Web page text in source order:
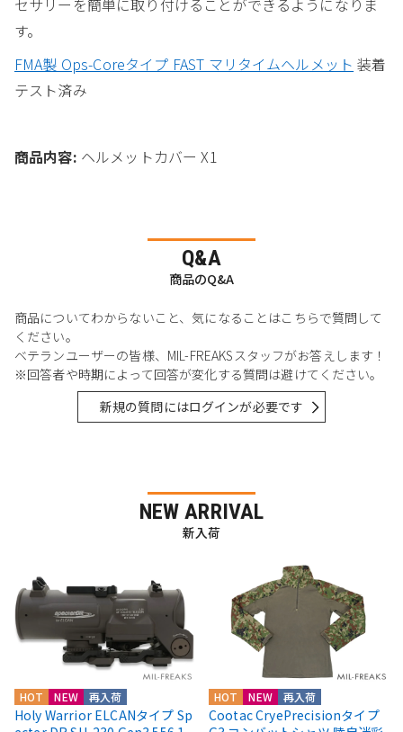
す。
FMA製 Ops-Coreタイプ FAST マリタイムヘルメット 装着
テスト済み
商品内容: ヘルメットカバー X1
Q&A
商品のQ&A
商品についてわからないこと、気になることはこちらで質問して
ください。
ベテランユーザーの皆様、MIL-FREAKSスタッフがお答えします！
※回答者や時期によって回答が変化する質問は避けてください。
新規の質問にはログインが必要です
NEW ARRIVAL
新入荷
HOT NEW 再入荷
Holy Warrior ELCANタイプ Sp
HOT NEW 再入荷
Cootac CryePrecisionタイプ